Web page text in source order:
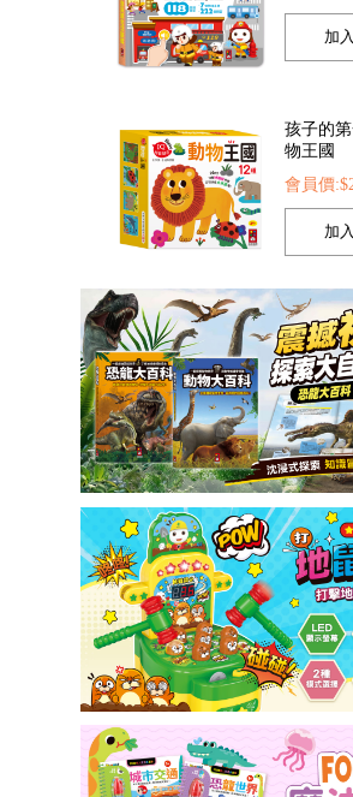
孩子的
物王國
會員價